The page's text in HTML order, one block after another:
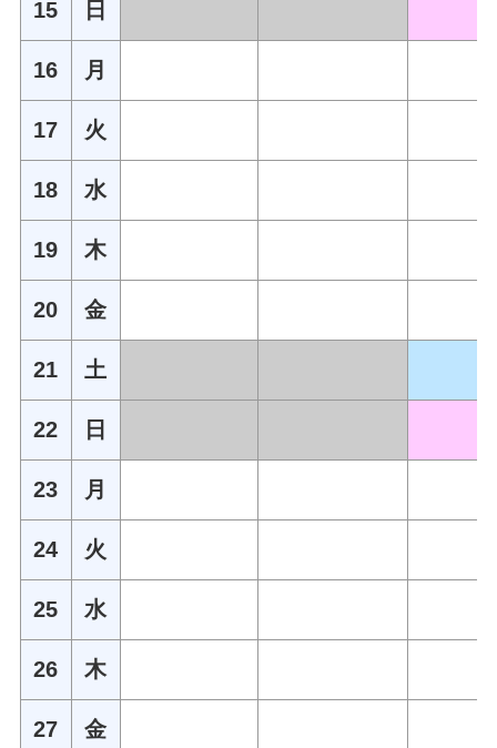
15 日
16 月
17 火
18 水
19 木
20 金
21 土
22 日
23 月
24 火
25 水
26 木
27 金